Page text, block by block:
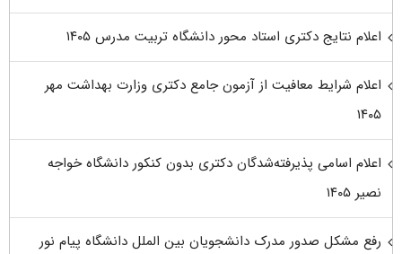
اعلام نتایج دکتری استاد محور دانشگاه تربیت مدرس ۱۴۰۵
اعلام شرایط معافیت از آزمون جامع دکتری وزارت بهداشت مهر
۱۴۰۵
اعلام اسامی پذیرفته‌شدگان دکتری بدون کنکور دانشگاه خواجه
نصیر ۱۴۰۵
رفع مشکل صدور مدرک دانشجویان بین الملل دانشگاه پیام نور